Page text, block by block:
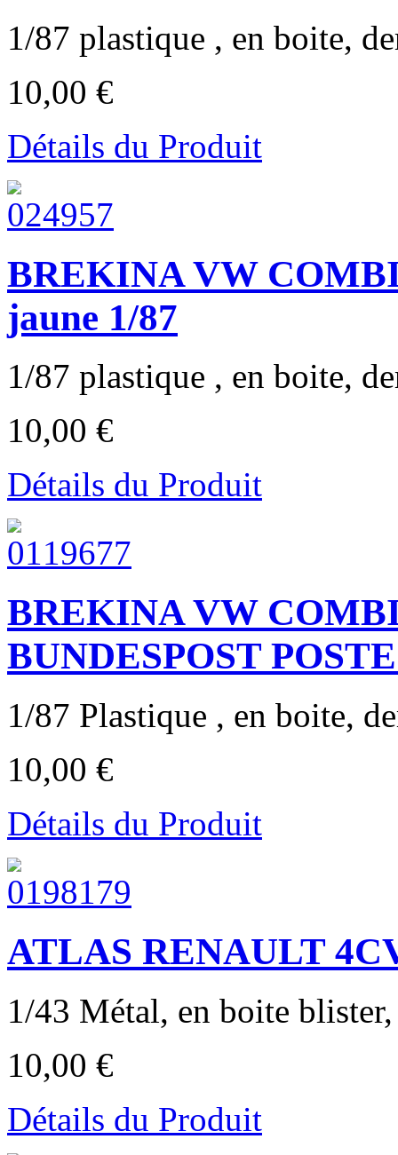
1/87 plastique , en boite,
10,00 €
Détails du Produit
BREKINA VW COMBI
jaune 1/87
1/87 plastique , en boite,
10,00 €
Détails du Produit
BREKINA VW
BUNDESPOST
1/87 Plastique , en boite,
10,00 €
Détails du Produit
ATLAS RENAULT
1/43 Métal, en boite
10,00 €
Détails du Produit